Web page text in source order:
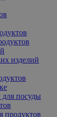
изделий
посуды
продуктов